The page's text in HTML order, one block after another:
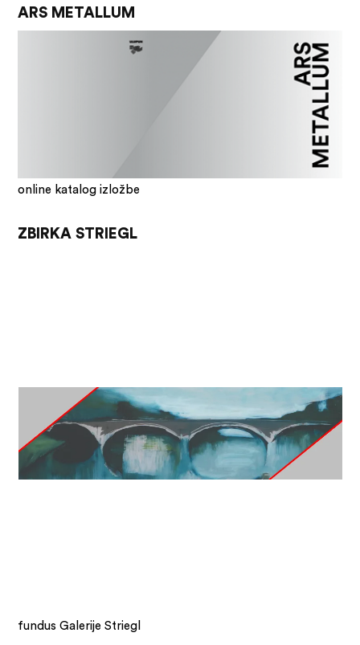
ARS METALLUM
online katalog izložbe
ZBIRKA STRIEGL
fundus Galerije Striegl